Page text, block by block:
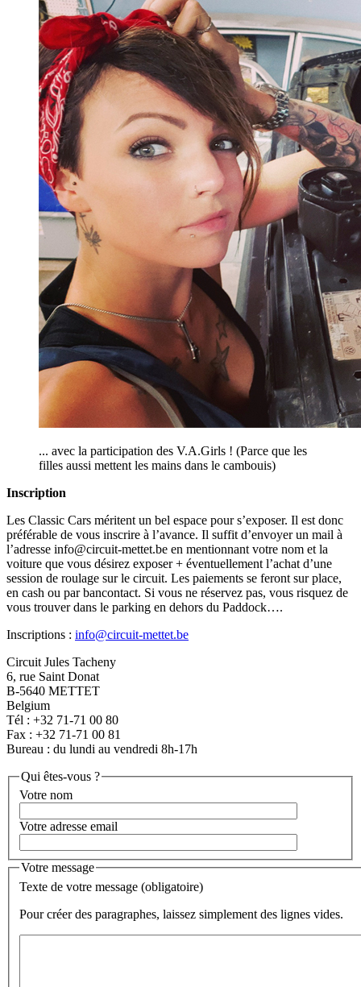
... avec la participation des V.A.Girls ! (Parce que les
filles aussi mettent les mains dans le cambouis)
Inscription
Les Classic Cars méritent un bel espace pour s’exposer. Il est donc
préférable de vous inscrire à l’avance. Il suffit d’envoyer un mail à
l’adresse info@circuit-mettet.be en mentionnant votre nom et la
voiture que vous désirez exposer + éventuellement l’achat d’une
session de roulage sur le circuit. Les paiements se feront sur place,
en cash ou par bancontact. Si vous ne réservez pas, vous risquez de
vous trouver dans le parking en dehors du Paddock….
Inscriptions : info@circuit-mettet.be
Circuit Jules Tacheny
6, rue Saint Donat
B-5640 METTET
Belgium
Tél : +32 71-71 00 80
Fax : +32 71-71 00 81
Bureau : du lundi au vendredi 8h-17h
Qui êtes-vous ?
Votre nom
Votre adresse email
Votre message
Texte de votre message (obligatoire)
Pour créer des paragraphes, laissez simplement des lignes vides.